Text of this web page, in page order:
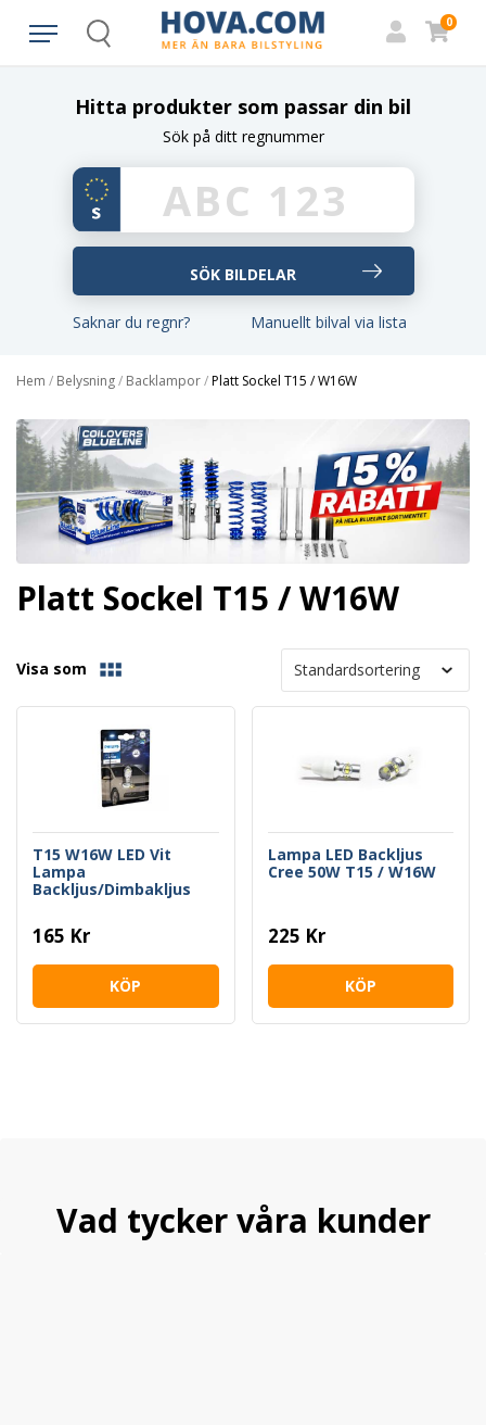
Search
0
Hitta produkter som passar din bil
Sök på ditt regnummer
Saknar du regnr? Manuellt bilval via lista
Hem / Belysning/ Backlampor/Platt Sockel T15 / W16W
Platt Sockel T15 / W16W
Visa som
T15 W16W LED Vit
Lampa
Backljus/Dimbakljus
165 Kr
KÖP
Lampa LED Backljus
Cree 50W T15 / W16W
225 Kr
KÖP
Vad tycker våra kunder